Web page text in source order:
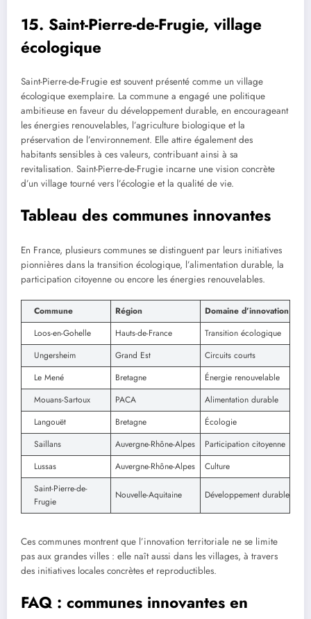
15. Saint-Pierre-de-Frugie, village
écologique
Saint-Pierre-de-Frugie est souvent présenté comme un village
écologique exemplaire. La commune a engagé une politique
ambitieuse en faveur du développement durable, en encourageant
les énergies renouvelables, l’agriculture biologique et la
préservation de l’environnement. Elle attire également des
habitants sensibles à ces valeurs, contribuant ainsi à sa
revitalisation. Saint-Pierre-de-Frugie incarne une vision concrète
d’un village tourné vers l’écologie et la qualité de vie.
Tableau des communes innovantes
En France, plusieurs communes se distinguent par leurs initiatives
pionnières dans la transition écologique, l’alimentation durable, la
participation citoyenne ou encore les énergies renouvelables.
Commune Région
Domaine d’innovation
Loos-en-Gohelle
Hauts-de-France
Transition écologique
Ungersheim
Grand Est
Circuits courts
Le Mené
Bretagne
Énergie renouvelable
Mouans-Sartoux
PACA
Alimentation durable
Langouët
Bretagne
Écologie
Saillans
Auvergne-Rhône-Alpes
Participation citoyenne
Lussas
Auvergne-Rhône-Alpes
Culture
Saint-Pierre-de-
Frugie
Nouvelle-Aquitaine Développement durable
Ces communes montrent que l’innovation territoriale ne se limite
pas aux grandes villes : elle naît aussi dans les villages, à travers
des initiatives locales concrètes et reproductibles.
FAQ : communes innovantes en